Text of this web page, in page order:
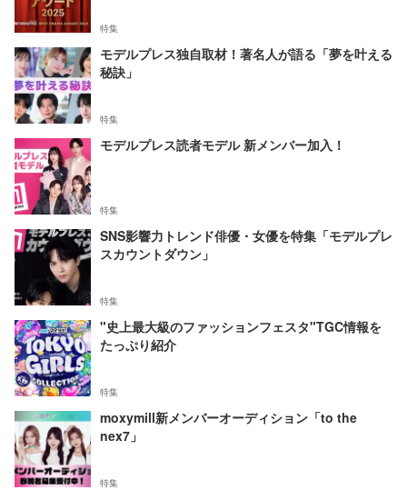
特集
モデルプレス独自取材！著名人が語る「夢を叶える
秘訣」
特集
モデルプレス読者モデル 新メンバー加入！
特集
SNS影響力トレンド俳優・女優を特集「モデルプレ
スカウントダウン」
特集
"史上最大級のファッションフェスタ"TGC情報を
たっぷり紹介
特集
moxymill新メンバーオーディション「to the
nex7」
特集